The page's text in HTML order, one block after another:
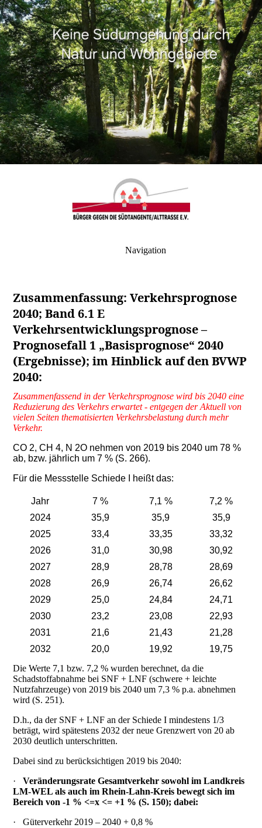
Navigation
Zusammenfassung: Verkehrsprognose
2040; Band 6.1 E
Verkehrsentwicklungsprognose –
Prognosefall 1 „Basisprognose“ 2040
(Ergebnisse); im Hinblick auf den BVWP
2040:
Zusammenfassend in der Verkehrsprognose wird bis 2040 eine
Reduzierung des Verkehrs erwartet - entgegen der Aktuell von
vielen Seiten thematisierten Verkehrsbelastung durch mehr
Verkehr.
CO 2, CH 4, N 2O nehmen von 2019 bis 2040 um 78 %
ab, bzw. jährlich um 7 % (S. 266).
Für die Messstelle Schiede I heißt das:
Jahr 7 % 7,1 %
7,2 %
2024
35,9 35,9
35,9
2025
33,4 33,35
33,32
2026
31,0 30,98
30,92
2027
28,9 28,78
28,69
2028
26,9 26,74
26,62
2029
25,0 24,84
24,71
2030
23,2 23,08
22,93
2031
21,6 21,43
21,28
2032
20,0 19,92
19,75
Die Werte 7,1 bzw. 7,2 % wurden berechnet, da die
Schadstoffabnahme bei SNF + LNF (schwere + leichte
Nutzfahrzeuge) von 2019 bis 2040 um 7,3 % p.a. abnehmen
wird (S. 251).
D.h., da der SNF + LNF an der Schiede I mindestens 1/3
beträgt, wird spätestens 2032 der neue Grenzwert von 20 ab
2030 deutlich unterschritten.
Dabei sind zu berücksichtigen 2019 bis 2040:
·
Veränderungsrate Gesamtverkehr sowohl im Landkreis
LM-WEL als auch im Rhein-Lahn-Kreis bewegt sich im
Bereich von -1 %<=x<= +1 % (S. 150); dabei:
·
Güterverkehr 2019 – 2040 + 0,8 %